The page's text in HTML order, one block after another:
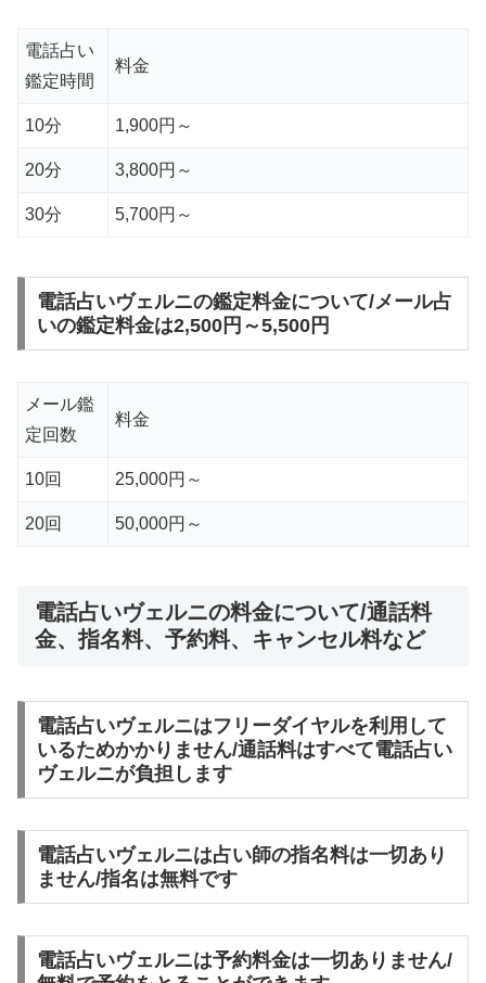
電話占い
鑑定時間
料金
10分 1,900円～
20分 3,800円～
30分 5,700円～
電話占いヴェルニの鑑定料金について/メール占
いの鑑定料金は2,500円～5,500円
メール鑑
定回数
料金
10回 25,000円～
20回 50,000円～
電話占いヴェルニの料金について/通話料
金、指名料、予約料、キャンセル料など
電話占いヴェルニはフリーダイヤルを利用して
いるためかかりません/通話料はすべて電話占い
ヴェルニが負担します
電話占いヴェルニは占い師の指名料は一切あり
ません/指名は無料です
電話占いヴェルニは予約料金は一切ありません/